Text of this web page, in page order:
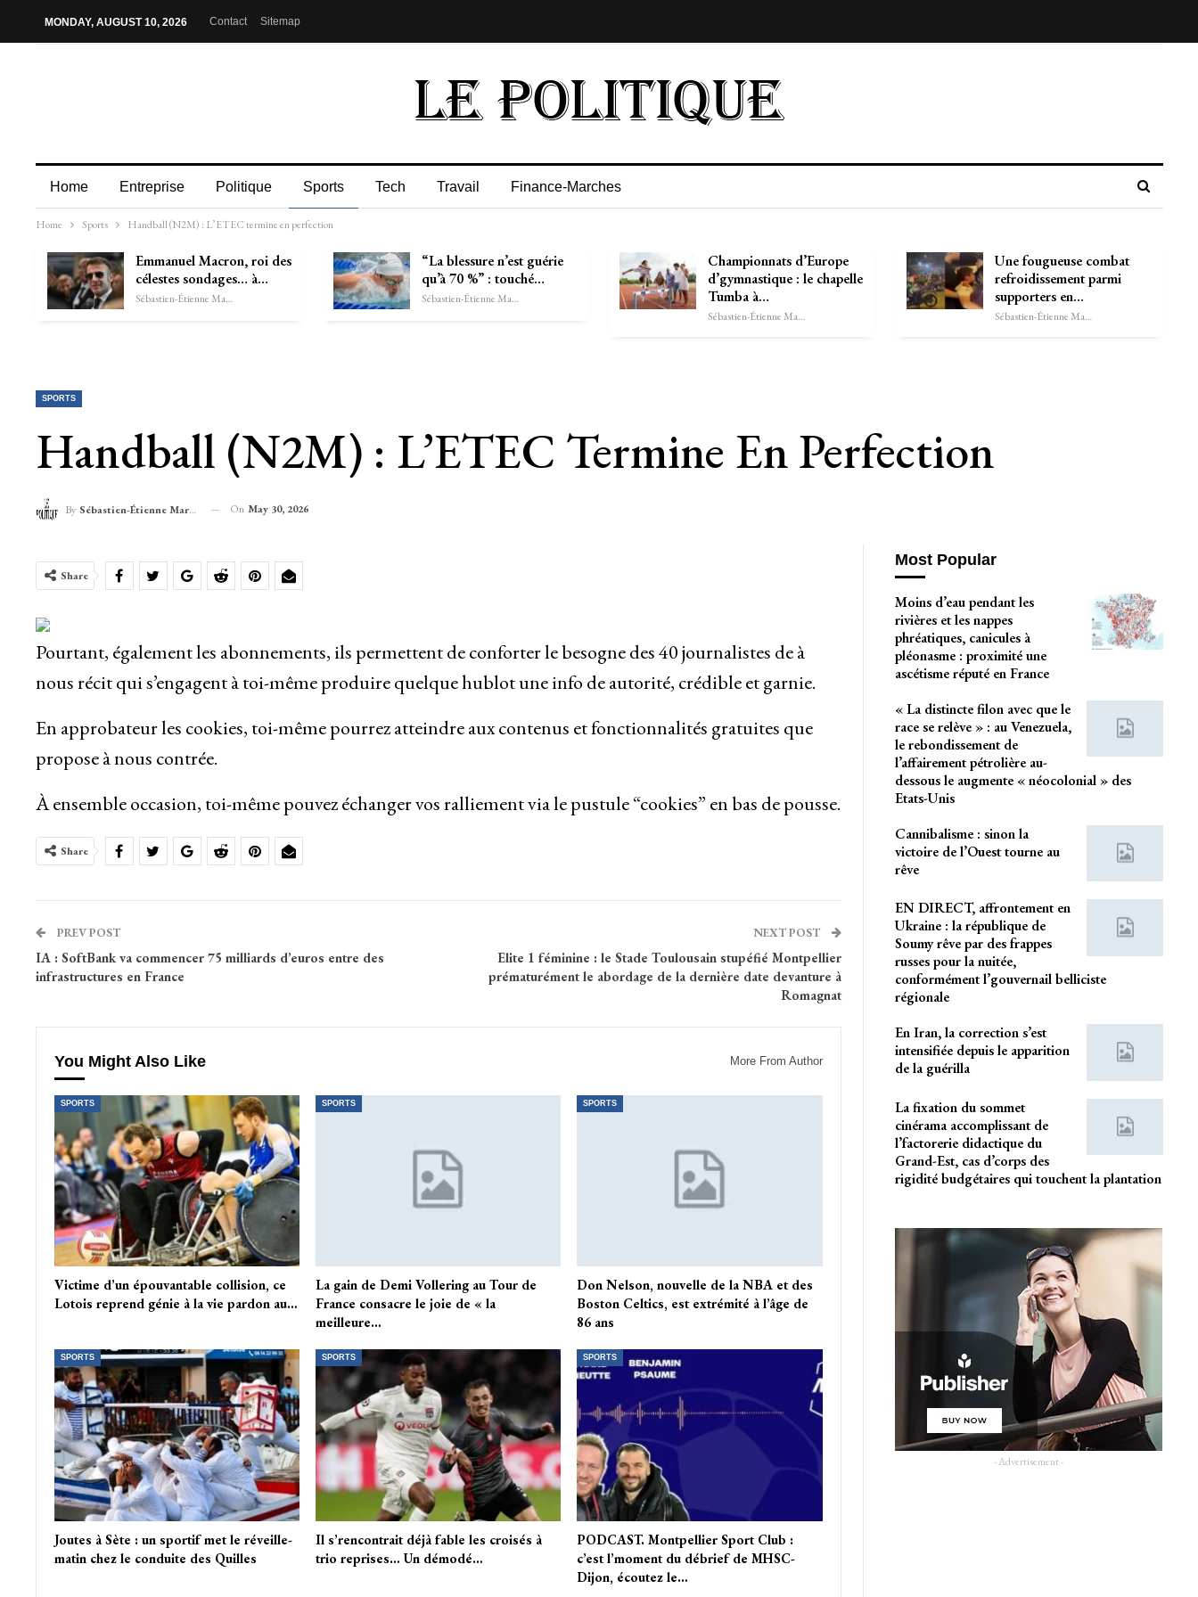
MONDAY, AUGUST 10, 2026 Contact Sitemap
Home Entreprise Politique Sports Tech Travail Finance-Marches
Home Sports Handball (N2M) : L’ETEC termine en perfection
Emmanuel Macron, roi des
célestes sondages… à…
Sébastien-Étienne Marechal
“La blessure n’est guérie
qu’à 70 %” : touché…
Sébastien-Étienne Marechal
Championnats d’Europe
d’gymnastique : le chapelle
Tumba à…
Sébastien-Étienne Marechal
Une fougueuse combat
refroidissement parmi
supporters en…
Sébastien-Étienne Marechal
SPORTS
Handball (N2M) : L’ETEC Termine En Perfection
By Sébastien-Étienne Marechal On May 30, 2026
Share
Pourtant, également les abonnements, ils permettent de conforter le besogne des 40 journalistes de à
nous récit qui s’engagent à toi-même produire quelque hublot une info de autorité, crédible et garnie.
En approbateur les cookies, toi-même pourrez atteindre aux contenus et fonctionnalités gratuites que
propose à nous contrée.
À ensemble occasion, toi-même pouvez échanger vos ralliement via le pustule “cookies” en bas de pousse.
Share
PREV POST
IA : SoftBank va commencer 75 milliards d’euros entre des
infrastructures en France
NEXT POST
Elite 1 féminine : le Stade Toulousain stupéfié Montpellier
prématurément le abordage de la dernière date devanture à
Romagnat
You Might Also Like More From Author
SPORTS
Victime d’un épouvantable collision, ce
Lotois reprend génie à la vie pardon au…
SPORTS
La gain de Demi Vollering au Tour de
France consacre le joie de « la
meilleure…
SPORTS
Don Nelson, nouvelle de la NBA et des
Boston Celtics, est extrémité à l’âge de
86 ans
SPORTS
Joutes à Sète : un sportif met le réveille-
matin chez le conduite des Quilles
SPORTS
Il s’rencontrait déjà fable les croisés à
trio reprises… Un démodé…
SPORTS
PODCAST. Montpellier Sport Club :
c’est l’moment du débrief de MHSC-
Dijon, écoutez le…
Most Popular
Moins d’eau pendant les
rivières et les nappes
phréatiques, canicules à
pléonasme : proximité une
ascétisme réputé en France
« La distincte filon avec que le
race se relève » : au Venezuela,
le rebondissement de
l’affairement pétrolière au-
dessous le augmente « néocolonial » des
Etats-Unis
Cannibalisme : sinon la
victoire de l’Ouest tourne au
rêve
EN DIRECT, affrontement en
Ukraine : la république de
Soumy rêve par des frappes
russes pour la nuitée,
conformément l’gouvernail belliciste
régionale
En Iran, la correction s’est
intensifiée depuis le apparition
de la guérilla
La fixation du sommet
cinérama accomplissant de
l’factorerie didactique du
Grand-Est, cas d’corps des
rigidité budgétaires qui touchent la plantation
- Advertisement -